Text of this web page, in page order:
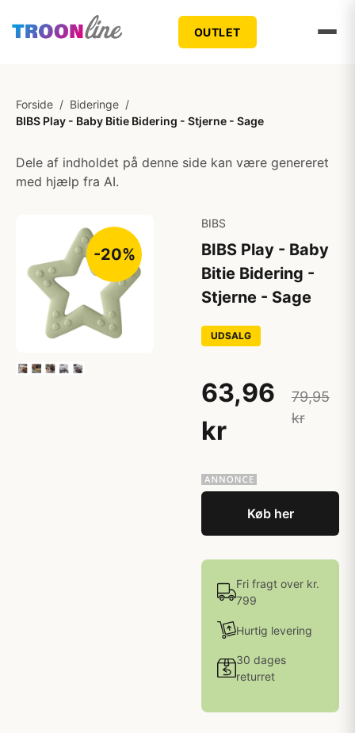
OUTLET
Forside / Bideringe /
BIBS Play - Baby Bitie Bidering - Stjerne - Sage
Dele af indholdet på denne side kan være genereret
med hjælp fra AI.
-20%
BIBS
BIBS Play - Baby
Bitie Bidering -
Stjerne - Sage
UDSALG
63,96
kr
79,95
kr
Køb her
Fri fragt over kr.
799
Hurtig levering
30 dages
returret